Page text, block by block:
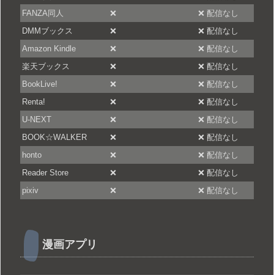
FANZA同人
❌
❌ 配信なし
DMMブックス
❌
❌ 配信なし
Amazon Kindle
❌
❌ 配信なし
楽天ブックス
❌
❌ 配信なし
BookLive!
❌
❌ 配信なし
Renta!
❌
❌ 配信なし
U-NEXT
❌
❌ 配信なし
BOOK☆WALKER
❌
❌ 配信なし
honto
❌
❌ 配信なし
Reader Store
❌
❌ 配信なし
pixiv
❌ ❌ 配信なし
漫画アプリ